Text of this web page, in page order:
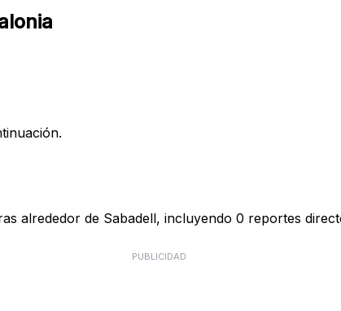
alrededor de Sabadell, incluyendo 0 reportes
PUBLICIDAD